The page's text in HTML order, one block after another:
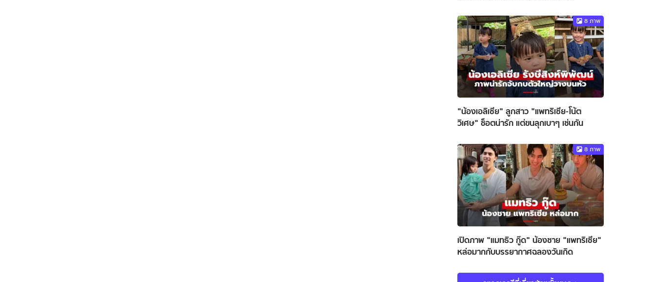
8 ภาพ
"น้องเอลิเซีย" ลูกสาว "แพทริเซีย-โน้ต
วิเศษ" ช็อตน่ารัก แต่ขนลุกเบาๆ เช่นกัน
8 ภาพ
เปิดภาพ "แมทธิว กู๊ด" น้องชาย "แพทริเซีย"
หล่อมากกับบรรยากาศฉลองวันเกิด